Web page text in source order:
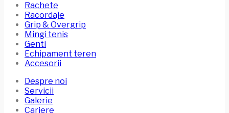
Rachete
Racordaje
Grip & Overgrip
Mingi tenis
Genti
Echipament teren
Accesorii
Despre noi
Servicii
Galerie
Cariere